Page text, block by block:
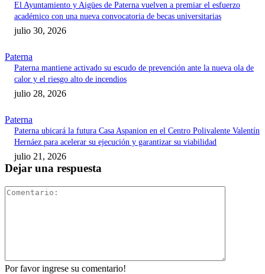
El Ayuntamiento y Aigües de Paterna vuelven a premiar el esfuerzo
académico con una nueva convocatoria de becas universitarias
julio 30, 2026
Paterna
Paterna mantiene activado su escudo de prevención ante la nueva ola de
calor y el riesgo alto de incendios
julio 28, 2026
Paterna
Paterna ubicará la futura Casa Aspanion en el Centro Polivalente Valentín
Hernáez para acelerar su ejecución y garantizar su viabilidad
julio 21, 2026
Dejar una respuesta
Por favor ingrese su comentario!